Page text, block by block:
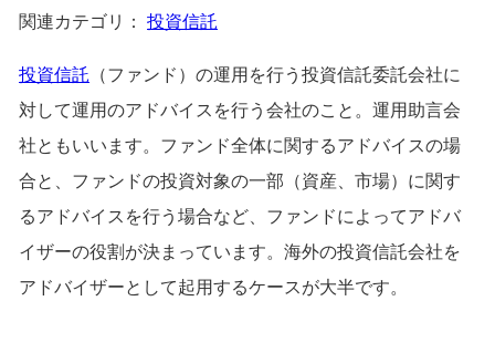
関連カテゴリ： 投資信託
投資信託 （ファンド）の運用を行う投資信託委託会社に
対して運用のアドバイスを行う会社のこと。運用助言会
社ともいいます。ファンド全体に関するアドバイスの場
合と、ファンドの投資対象の一部（資産、市場）に関す
るアドバイスを行う場合など、ファンドによってアドバ
イザーの役割が決まっています。海外の投資信託会社を
アドバイザーとして起用するケースが大半です。